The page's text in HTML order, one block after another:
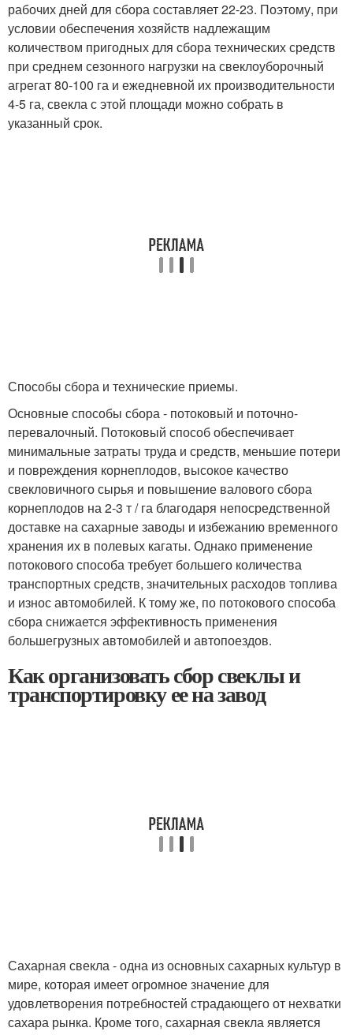
рабочих дней для сбора составляет 22-23. Поэтому, при
условии обеспечения хозяйств надлежащим
количеством пригодных для сбора технических средств
при среднем сезонного нагрузки на свеклоуборочный
агрегат 80-100 га и ежедневной их производительности
4-5 га, свекла с этой площади можно собрать в
указанный срок.
Способы сбора и технические приемы.
Основные способы сбора - потоковый и поточно-
перевалочный. Потоковый способ обеспечивает
минимальные затраты труда и средств, меньшие потери
и повреждения корнеплодов, высокое качество
свекловичного сырья и повышение валового сбора
корнеплодов на 2-3 т / га благодаря непосредственной
доставке на сахарные заводы и избежанию временного
хранения их в полевых кагаты. Однако применение
потокового способа требует большего количества
транспортных средств, значительных расходов топлива
и износ автомобилей. К тому же, по потокового способа
сбора снижается эффективность применения
большегрузных автомобилей и автопоездов.
Как организовать сбор свеклы и
транспортировку ее на завод
Сахарная свекла - одна из основных сахарных культур в
мире, которая имеет огромное значение для
удовлетворения потребностей страдающего от нехватки
сахара рынка. Кроме того, сахарная свекла является